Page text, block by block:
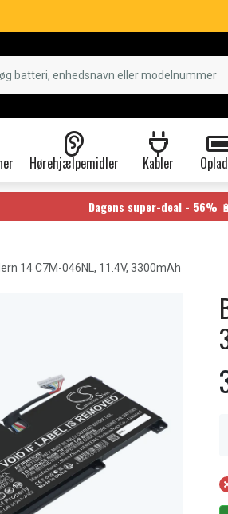
Hørehjælpemidler Kabler
Dagens super-deal - 56%
14 C7M-046NL, 11.4V, 3300mAh